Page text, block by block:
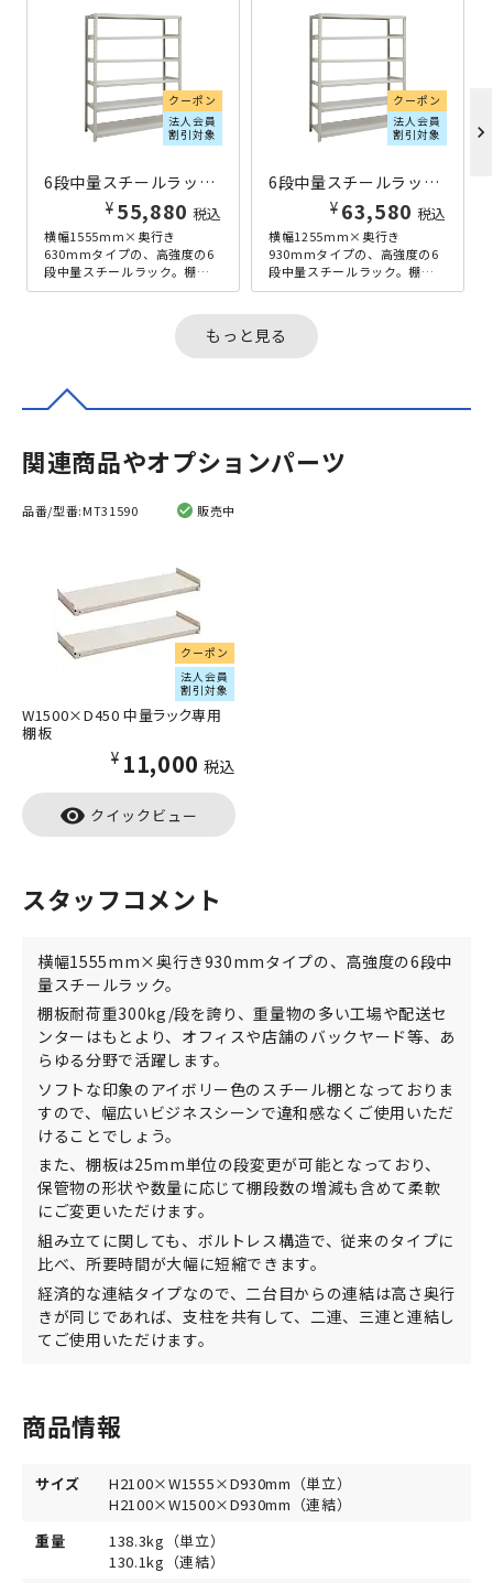
クーポン
法人会員
割引対象
6段中量スチールラック H2100×W1555×D630 アイボリー
¥ 55,880 税込
横幅1555mm×奥行き
630mmタイプの、高強度の6
段中量スチールラック。棚板
耐荷重300kg/段を誇り、重量
クーポン
法人会員
割引対象
6段中量スチールラック H2100×W1255×D930 アイボリー
¥ 63,580 税込
横幅1255mm×奥行き
930mmタイプの、高強度の6
段中量スチールラック。棚板
耐荷重300kg/段を誇り、重量
chevron_right
もっと見る
関連商品やオプションパーツ
品番/型番:MT31590 販売中
クーポン
法人会員
割引対象
W1500×D450 中量ラック専用
棚板
¥11,000 税込
visibility クイックビュー
スタッフコメント
横幅1555mm×奥行き930mmタイプの、高強度の6段中
量スチールラック。
棚板耐荷重300kg/段を誇り、重量物の多い工場や配送セ
ンターはもとより、オフィスや店舗のバックヤード等、あ
らゆる分野で活躍します。
ソフトな印象のアイボリー色のスチール棚となっておりま
すので、幅広いビジネスシーンで違和感なくご使用いただ
けることでしょう。
また、棚板は25mm単位の段変更が可能となっており、
保管物の形状や数量に応じて棚段数の増減も含めて柔軟
にご変更いただけます。
組み立てに関しても、ボルトレス構造で、従来のタイプに
比べ、所要時間が大幅に短縮できます。
経済的な連結タイプなので、二台目からの連結は高さ奥行
きが同じであれば、支柱を共有して、二連、三連と連結し
てご使用いただけます。
商品情報
サイズ
H2100×W1555×D930mm（単立）
H2100×W1500×D930mm（連結）
重量
138.3kg（単立）
130.1kg（連結）